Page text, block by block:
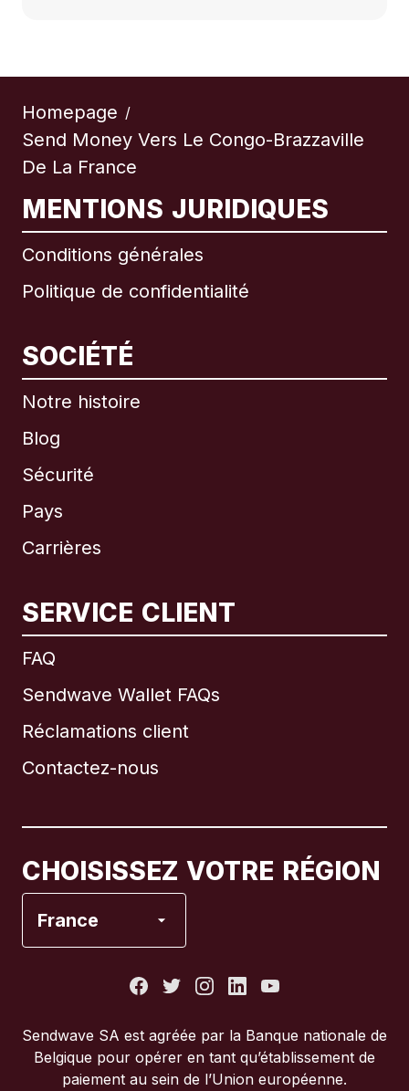
Homepage /
Send Money Vers Le Congo-Brazzaville
De La France
MENTIONS JURIDIQUES
Conditions générales
Politique de confidentialité
SOCIÉTÉ
Notre histoire
Blog
Sécurité
Pays
Carrières
SERVICE CLIENT
FAQ
Sendwave Wallet FAQs
Réclamations client
Contactez-nous
CHOISISSEZ VOTRE RÉGION
France
International English
Brésil
Italie
Sendwave SA est agréée par la Banque nationale de
Belgique pour opérer en tant qu’établissement de
paiement au sein de l’Union européenne.